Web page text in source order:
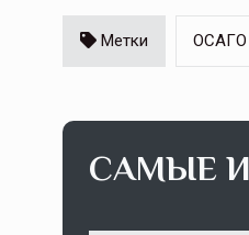
Метки ОСАГО
САМЫЕ